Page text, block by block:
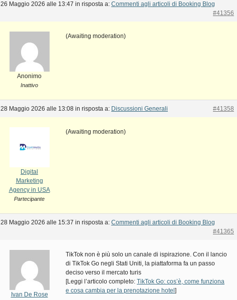
26 Maggio 2026 alle 13:47 in risposta a: Commenti agli articoli di Booking Blog
#41356
Anonimo
Inattivo
(Awaiting moderation)
28 Maggio 2026 alle 13:08 in risposta a: Discussioni Generali #41358
Digital
Marketing
Agency in USA
Partecipante
(Awaiting moderation)
28 Maggio 2026 alle 15:37 in risposta a: Commenti agli articoli di Booking Blog
#41365
Ivan De Rose
TikTok non è più solo un canale di ispirazione. Con il lancio
di TikTok Go negli Stati Uniti, la piattaforma fa un passo
deciso verso il mercato turis
[Leggi l’articolo completo: TikTok Go: cos’è, come funziona
e cosa cambia per la prenotazione hotel ]